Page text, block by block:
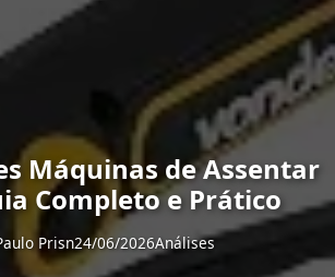
Máquinas de Assentar
Completo e Prático
Prisn24/06/2026Análises